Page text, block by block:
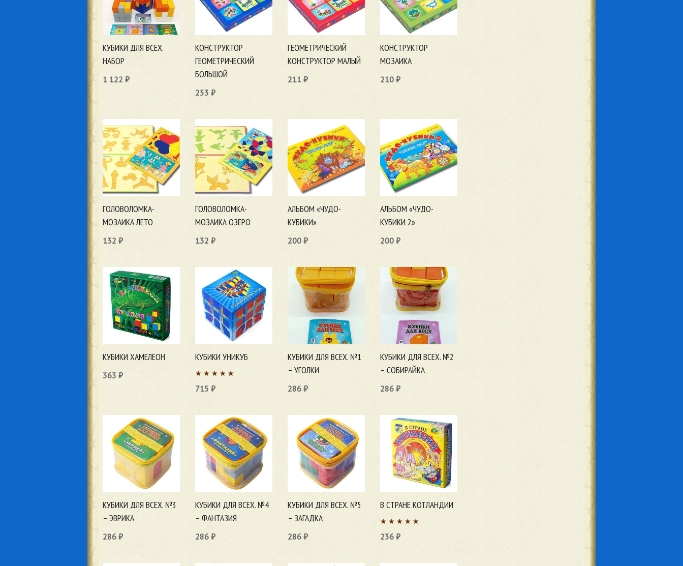
КУБИКИ ДЛЯ ВСЕХ.
НАБОР
1 122 ₽
КОНСТРУКТОР
ГЕОМЕТРИЧЕСКИЙ
БОЛЬШОЙ
253 ₽
ГЕОМЕТРИЧЕСКИЙ
КОНСТРУКТОР МАЛЫЙ
211 ₽
КОНСТРУКТОР
МОЗАИКА
210 ₽
ГОЛОВОЛОМКА-
МОЗАИКА ЛЕТО
132 ₽
ГОЛОВОЛОМКА-
МОЗАИКА ОЗЕРО
132 ₽
АЛЬБОМ «ЧУДО-
КУБИКИ»
200 ₽
АЛЬБОМ «ЧУДО-
КУБИКИ 2»
200 ₽
КУБИКИ ХАМЕЛЕОН
363 ₽
КУБИКИ УНИКУБ
715 ₽
КУБИКИ ДЛЯ ВСЕХ. №1
– УГОЛКИ
286 ₽
КУБИКИ ДЛЯ ВСЕХ. №2
– СОБИРАЙКА
286 ₽
КУБИКИ ДЛЯ ВСЕХ. №3
– ЭВРИКА
286 ₽
КУБИКИ ДЛЯ ВСЕХ. №4
– ФАНТАЗИЯ
286 ₽
КУБИКИ ДЛЯ ВСЕХ. №5
– ЗАГАДКА
286 ₽
В СТРАНЕ КОТЛАНДИИ
236 ₽